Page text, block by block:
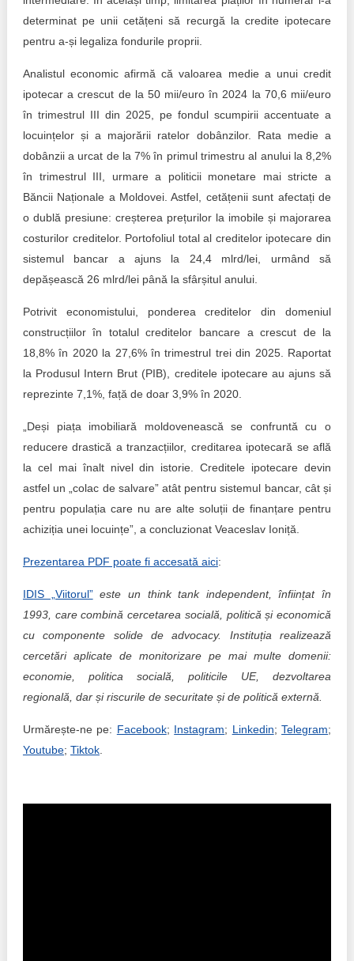
determinat pe unii cetățeni să recurgă la credite ipotecare
pentru a-și legaliza fondurile proprii.
Analistul economic afirmă că valoarea medie a unui credit
ipotecar a crescut de la 50 mii/euro în 2024 la 70,6 mii/euro
în trimestrul III din 2025, pe fondul scumpirii accentuate a
locuințelor și a majorării ratelor dobânzilor. Rata medie a
dobânzii a urcat de la 7% în primul trimestru al anului la 8,2%
în trimestrul III, urmare a politicii monetare mai stricte a
Băncii Naționale a Moldovei. Astfel, cetățenii sunt afectați de
o dublă presiune: creșterea prețurilor la imobile și majorarea
costurilor creditelor. Portofoliul total al creditelor ipotecare din
sistemul bancar a ajuns la 24,4 mlrd/lei, urmând să
depășească 26 mlrd/lei până la sfârșitul anului.
Potrivit economistului, ponderea creditelor din domeniul
construcțiilor în totalul creditelor bancare a crescut de la
18,8% în 2020 la 27,6% în trimestrul trei din 2025. Raportat
la Produsul Intern Brut (PIB), creditele ipotecare au ajuns să
reprezinte 7,1%, față de doar 3,9% în 2020.
„Deși piața imobiliară moldovenească se confruntă cu o
reducere drastică a tranzacțiilor, creditarea ipotecară se află
la cel mai înalt nivel din istorie. Creditele ipotecare devin
astfel un „colac de salvare” atât pentru sistemul bancar, cât și
pentru populația care nu are alte soluții de finanțare pentru
achiziția unei locuințe”, a concluzionat Veaceslav Ioniță.
Prezentarea PDF poate fi accesată aici:
IDIS „Viitorul” este un think tank independent, înființat în
1993, care combină cercetarea socială, politică și economică
cu componente solide de advocacy. Instituția realizează
cercetări aplicate de monitorizare pe mai multe domenii:
economie, politica socială, politicile UE, dezvoltarea
regională, dar și riscurile de securitate și de politică externă.
Urmărește-ne pe: Facebook; Instagram; Linkedin;Telegram;
Youtube; Tiktok.